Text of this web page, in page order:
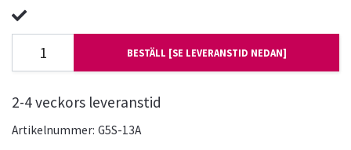
BESTÄLL [SE LEVERANSTID NEDAN]
2-4 veckors leveranstid
Artikelnummer: G5S-13A